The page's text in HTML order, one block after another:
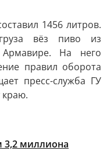
1456 литров.
вёз пиво из
На него
правил оборота
пресс-служба ГУ
миллиона